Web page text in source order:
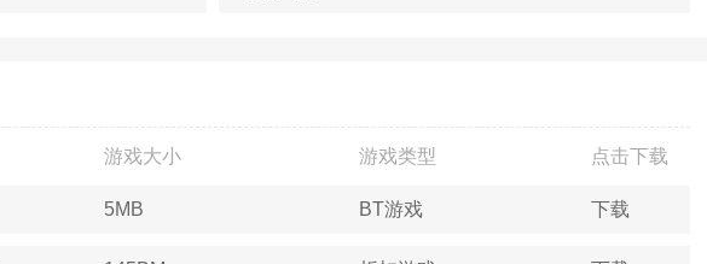
游戏大小 游戏类型 点击下载
5MB BT游戏 下载